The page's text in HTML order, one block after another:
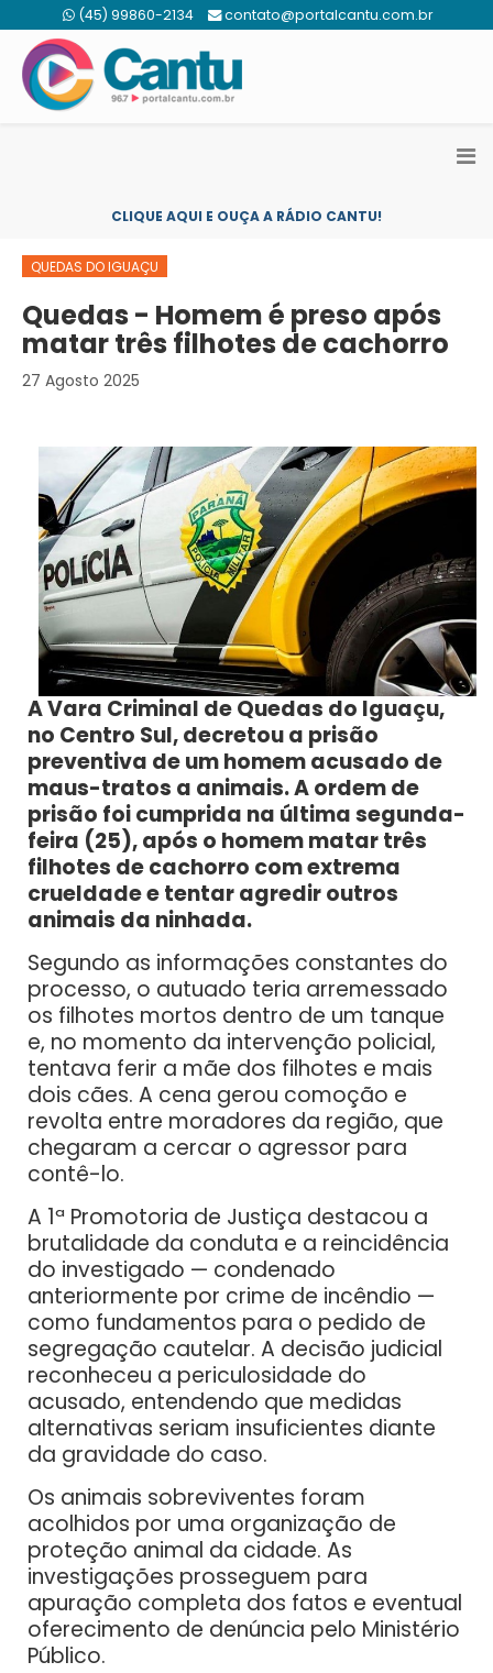
(45) 99860-2134 contato@portalcantu.com.br
CLIQUE AQUI E OUÇA A RÁDIO CANTU!
QUEDAS DO IGUAÇU
Quedas - Homem é preso após
matar três filhotes de cachorro
27 Agosto 2025
A Vara Criminal de Quedas do Iguaçu,
no Centro Sul, decretou a prisão
preventiva de um homem acusado de
maus-tratos a animais. A ordem de
prisão foi cumprida na última segunda-
feira (25), após o homem matar três
filhotes de cachorro com extrema
crueldade e tentar agredir outros
animais da ninhada.
Segundo as informações constantes do
processo, o autuado teria arremessado
os filhotes mortos dentro de um tanque
e, no momento da intervenção policial,
tentava ferir a mãe dos filhotes e mais
dois cães. A cena gerou comoção e
revolta entre moradores da região, que
chegaram a cercar o agressor para
contê-lo.
A 1ª Promotoria de Justiça destacou a
brutalidade da conduta e a reincidência
do investigado — condenado
anteriormente por crime de incêndio —
como fundamentos para o pedido de
segregação cautelar. A decisão judicial
reconheceu a periculosidade do
acusado, entendendo que medidas
alternativas seriam insuficientes diante
da gravidade do caso.
Os animais sobreviventes foram
acolhidos por uma organização de
proteção animal da cidade. As
investigações prosseguem para
apuração completa dos fatos e eventual
oferecimento de denúncia pelo Ministério
Público.